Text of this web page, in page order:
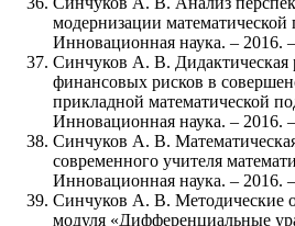
модернизации математической
Инновационная наука. – 2016.
Синчуков А. В. Дидактическая
финансовых рисков в
прикладной математической
Инновационная наука. – 2016.
Синчуков А. В.
современного учителя
Инновационная наука. – 2016.
Синчуков А. В. Методические
модуля «Дифференциальные